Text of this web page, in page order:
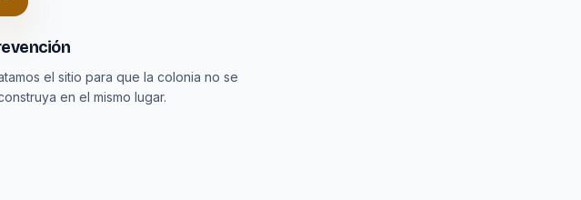
el sitio para que la colonia no se
en el mismo lugar.